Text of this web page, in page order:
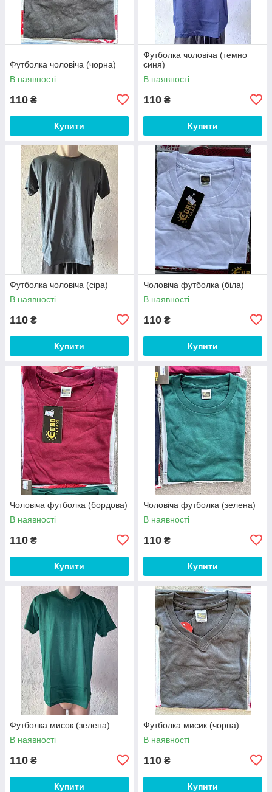
Футболка чоловіча (чорна)
В наявності
110 ₴
Купити
Футболка чоловіча (темно
синя)
В наявності
110 ₴
Купити
Футболка чоловіча (сіра)
В наявності
110 ₴
Купити
Чоловіча футболка (біла)
В наявності
110 ₴
Купити
Чоловіча футболка (бордова)
В наявності
110 ₴
Купити
Чоловіча футболка (зелена)
В наявності
110 ₴
Купити
Футболка мисок (зелена)
В наявності
110 ₴
Купити
Футболка мисик (чорна)
В наявності
110 ₴
Купити